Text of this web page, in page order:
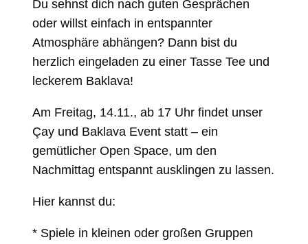
Du sehnst dich nach guten Gesprächen
oder willst einfach in entspannter
Atmosphäre abhängen? Dann bist du
herzlich eingeladen zu einer Tasse Tee und
leckerem Baklava!
Am Freitag, 14.11., ab 17 Uhr findet unser
Çay und Baklava Event statt – ein
gemütlicher Open Space, um den
Nachmittag entspannt ausklingen zu lassen.
Hier kannst du:
* Spiele in kleinen oder großen Gruppen